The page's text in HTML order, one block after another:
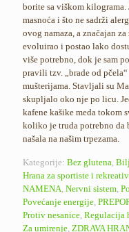
borite sa viškom kilograma.
masnoća i što ne sadrži
ovog namaza, a značajan
evoluirao i postao lako
više potrebno, dok je sam
pravili tzv. „brade od
mušterijama. Stavljali su
skupljalo oko nje po licu.
kafene kašike meda tokom
koliko je truda potrebno da
našala na našim trpezama.
Kategorije: Bez glutena,
Hrana za sportiste i
NAMENA, Nervni sistem,
Povećanje energije,
Protiv nesanice, Regulacija
Za umirenje, ZDRAVA